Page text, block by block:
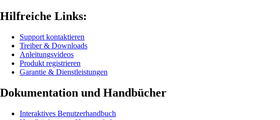
Hilfreiche Links:
Support kontaktieren
Treiber & Downloads
Anleitungsvideos
Produkt registrieren
Garantie & Dienstleistungen
Dokumentation und Handbücher
Interaktives Benutzerhandbuch